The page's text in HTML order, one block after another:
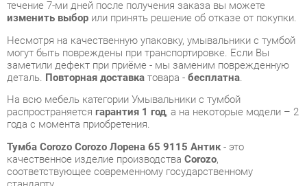
деталь.Повторная доставка товара -бесплатна.
На всю мебель категории Умывальники с тумбой
распространяетсягарантия 1 год, а на некоторые модели – 2
года с момента приобретения.
Тумба Corozo Corozo Лорена 65 9115 Антик- это
соответствующее современному государственному
стандарту.
будем рады, если вы оставите отзыв об опыте его
использования, который поможет сориентироваться нашим
будущим покупателям.